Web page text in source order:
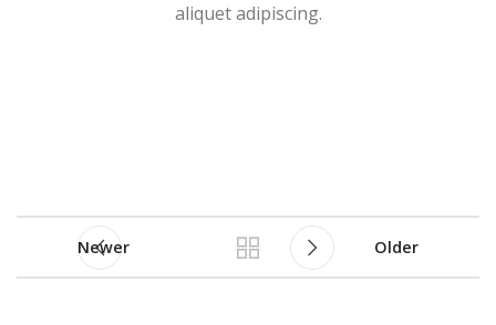
aliquet adipiscing.
Newer Older